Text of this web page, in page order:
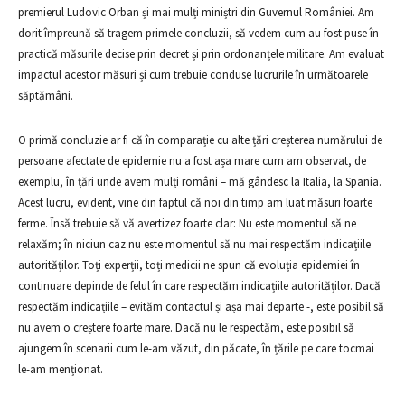
premierul Ludovic Orban și mai mulți miniștri din Guvernul României. Am
dorit împreună să tragem primele concluzii, să vedem cum au fost puse în
practică măsurile decise prin decret și prin ordonanțele militare. Am evaluat
impactul acestor măsuri și cum trebuie conduse lucrurile în următoarele
săptămâni.
O primă concluzie ar fi că în comparație cu alte țări creșterea numărului de
persoane afectate de epidemie nu a fost așa mare cum am observat, de
exemplu, în țări unde avem mulți români – mă gândesc la Italia, la Spania.
Acest lucru, evident, vine din faptul că noi din timp am luat măsuri foarte
ferme. Însă trebuie să vă avertizez foarte clar: Nu este momentul să ne
relaxăm; în niciun caz nu este momentul să nu mai respectăm indicațiile
autorităților. Toți experții, toți medicii ne spun că evoluția epidemiei în
continuare depinde de felul în care respectăm indicațiile autorităților. Dacă
respectăm indicațiile – evităm contactul și așa mai departe -, este posibil să
nu avem o creștere foarte mare. Dacă nu le respectăm, este posibil să
ajungem în scenarii cum le-am văzut, din păcate, în țările pe care tocmai
le-am menționat.